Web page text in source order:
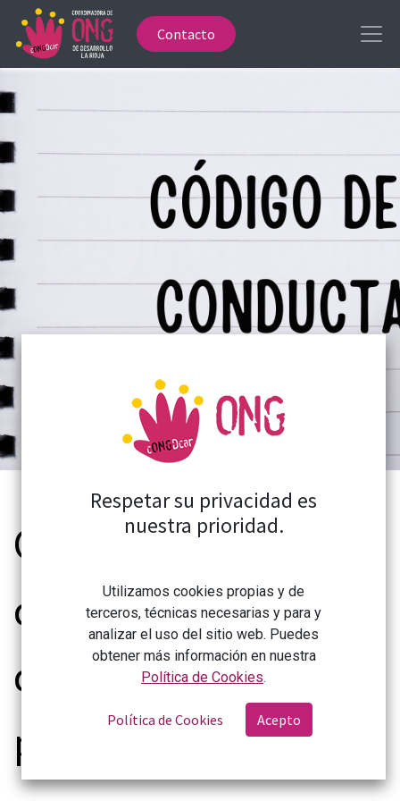
Contacto
Código de Conducta
de la Coordinadora
de Organizaciones
para el Desarrollo
Respetar su privacidad es
nuestra prioridad.
Utilizamos cookies propias y de
terceros, técnicas necesarias y para y
analizar el uso del sitio web. Puedes
obtener más información en nuestra
Política de Cookies.
Política de Cookies Acepto